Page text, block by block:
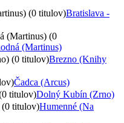
(0 titulov)Bratislava -
(Martinus) (0
(Martinus)
(0 titulov)Brezno (Knihy
Čadca (Arcus)
titulov)Dolný Kubín (Zrno)
(0 titulov)Humenné (Na